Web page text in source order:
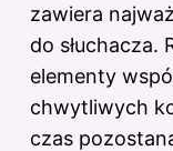
zawiera
do słuchacza.
elementy
chwytliwych
czas